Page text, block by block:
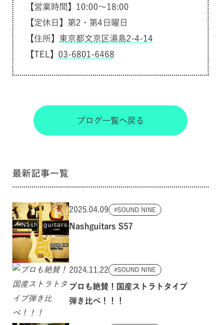
【営業時間】10:00～18:00
【定休日】第2・第4日曜日
【住所】 東京都文京区湯島2-4-14
【TEL】 03-6801-6468
ブログ一覧へ戻る
最新記事一覧
2025.04.09 SOUND NINE
Nashguitars S57
2024.11.22 SOUND NINE
プロも絶賛！国産ストラトタイプ
弾き比べ！！！